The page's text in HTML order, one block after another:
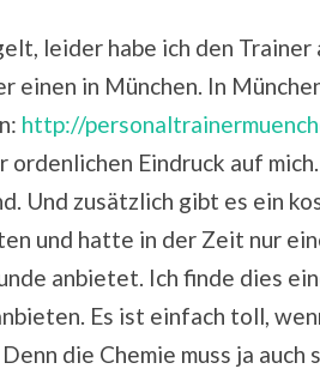
leider habe ich den Trainer
einen in München. In
http://
ordenlichen Eindruck auf
Und zusätzlich gibt es ein
und hatte in der Zeit nur
anbietet. Ich finde dies
Es ist einfach toll,
die Chemie muss ja auch